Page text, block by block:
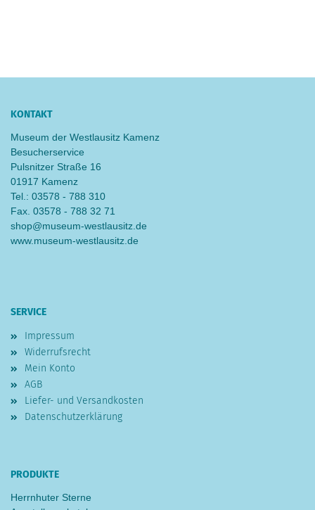
KONTAKT
Museum der Westlausitz Kamenz
Besucherservice
Pulsnitzer Straße 16
01917 Kamenz
Tel.: 03578 - 788 310
Fax. 03578 - 788 32 71
shop@museum-westlausitz.de
www.museum-westlausitz.de
SERVICE
Impressum
Widerrufsrecht
Mein Konto
AGB
Liefer- und Versandkosten
Datenschutzerklärung
PRODUKTE
Herrnhuter Sterne